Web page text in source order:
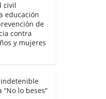
civil
educación
de
contra
y mujeres
“No lo beses”